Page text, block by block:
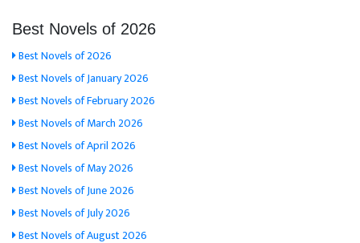
Best Novels of 2026
Best Novels of 2026
Best Novels of January 2026
Best Novels of February 2026
Best Novels of March 2026
Best Novels of April 2026
Best Novels of May 2026
Best Novels of June 2026
Best Novels of July 2026
Best Novels of August 2026